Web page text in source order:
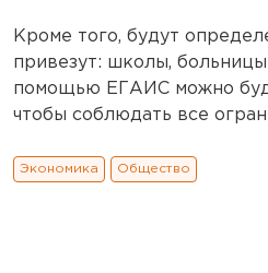
Кроме того, будут
привезут: школы,
помощью ЕГАИС можно
чтобы соблюдать все
Экономика Общество